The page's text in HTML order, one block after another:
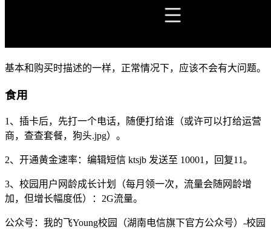
基本和购买时描述的一样，正常情况下，应该不会有大问题。
食用
1、插卡后，先打一个电话，随便打给谁（或许可以打给运营
商，查查套餐，狗头.jpg）。
2、开通黄金速率：编辑短信 ktsjb 发送至 10001，回复11。
3、校园用户网龄成长计划（每月领一次，流量会随网龄增
加，但增长幅度低）：2G流量。
公众号：我的飞Young校园（湖南电信旗下官方公众号）-校园